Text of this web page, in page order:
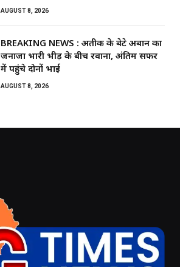
AUGUST 8, 2026
BREAKING NEWS : अतीक के बेटे अबान का
जनाजा भारी भीड़ के बीच रवाना, अंतिम सफर
में पहुंचे दोनों भाई
AUGUST 8, 2026